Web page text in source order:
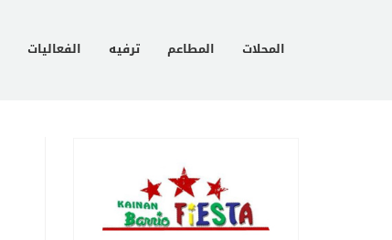
المحلات المطاعم ترفيه الفعاليات